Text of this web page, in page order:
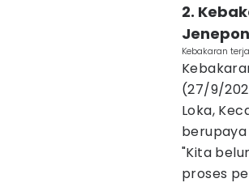
2.
Kebakaran
(27/9/
Loka,
"Kita
proses